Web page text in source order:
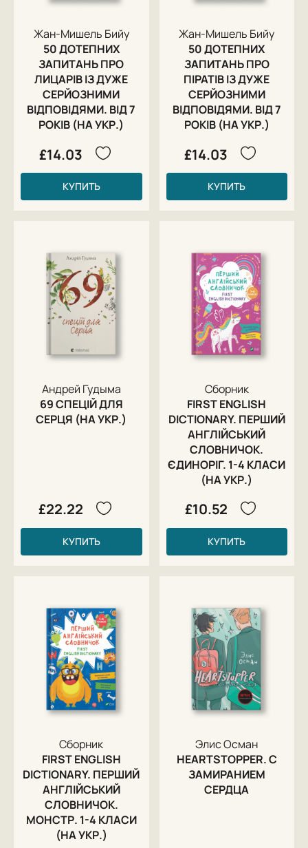
Жан-Мишель Бийу
50 ДОТЕПНИХ
ЗАПИТАНЬ ПРО
ЛИЦАРІВ ІЗ ДУЖЕ
СЕРЙОЗНИМИ
ВІДПОВІДЯМИ. ВІД 7
РОКІВ (НА УКР.)
£14.03
КУПИТЬ
Жан-Мишель Бийу
50 ДОТЕПНИХ
ЗАПИТАНЬ ПРО
ПІРАТІВ ІЗ ДУЖЕ
СЕРЙОЗНИМИ
ВІДПОВІДЯМИ. ВІД 7
РОКІВ (НА УКР.)
£14.03
КУПИТЬ
Андрей Гудыма
69 СПЕЦІЙ ДЛЯ
СЕРЦЯ (НА УКР.)
£22.22
КУПИТЬ
Сборник
FIRST ENGLISH
DICTIONARY. ПЕРШИЙ
АНГЛІЙСЬКИЙ
СЛОВНИЧОК.
ЄДИНОРІГ. 1-4 КЛАСИ
(НА УКР.)
£10.52
КУПИТЬ
Сборник
FIRST ENGLISH
DICTIONARY. ПЕРШИЙ
АНГЛІЙСЬКИЙ
СЛОВНИЧОК.
МОНСТР. 1-4 КЛАСИ
(НА УКР.)
Элис Осман
HEARTSTOPPER. С
ЗАМИРАНИЕМ
СЕРДЦА